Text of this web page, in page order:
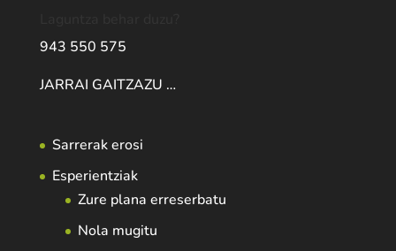
943 550 575
JARRAI GAITZAZU …
Sarrerak erosi
Esperientziak
Zure plana erreserbatu
Nola mugitu